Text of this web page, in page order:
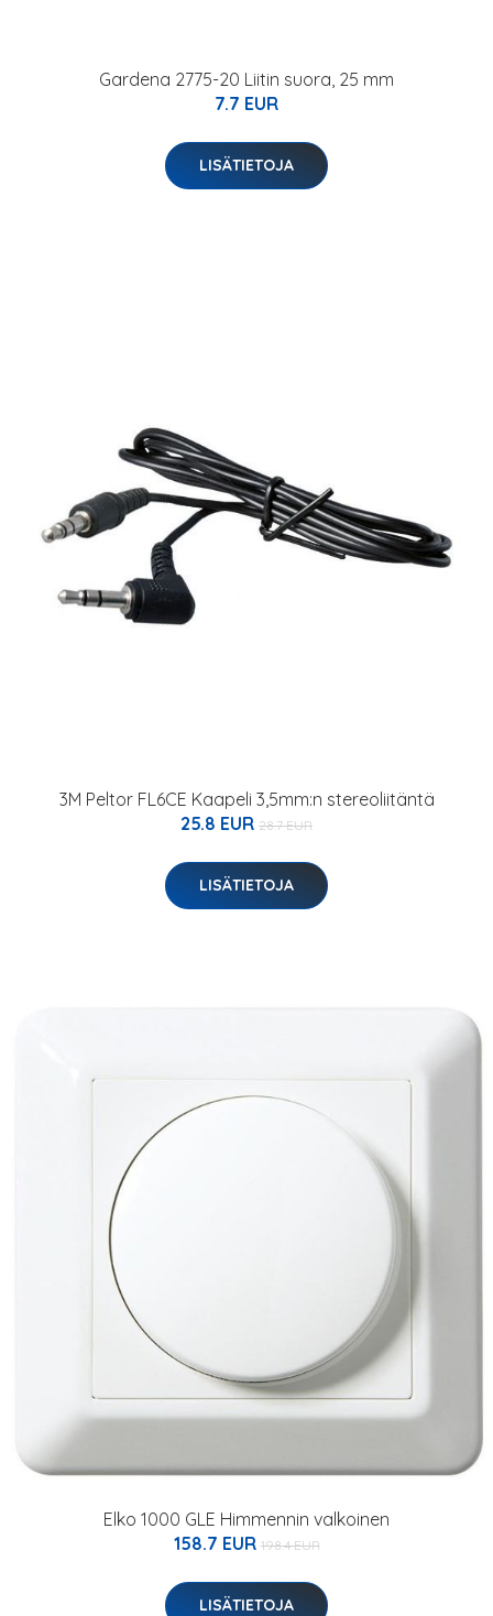
Gardena 2775-20 Liitin suora, 25 mm
7.7 EUR
LISÄTIETOJA
3M Peltor FL6CE Kaapeli 3,5mm:n stereoliitäntä
25.8 EUR 28.7 EUR
LISÄTIETOJA
Elko 1000 GLE Himmennin valkoinen
158.7 EUR 198.4 EUR
LISÄTIETOJA